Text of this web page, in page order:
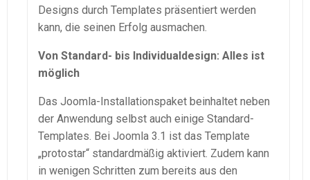
Designs durch Templates präsentiert werden
kann, die seinen Erfolg ausmachen.
Von Standard- bis Individualdesign: Alles ist
möglich
Das Joomla-Installationspaket beinhaltet neben
der Anwendung selbst auch einige Standard-
Templates. Bei Joomla 3.1 ist das Template
„protostar“ standardmäßig aktiviert. Zudem kann
in wenigen Schritten zum bereits aus den